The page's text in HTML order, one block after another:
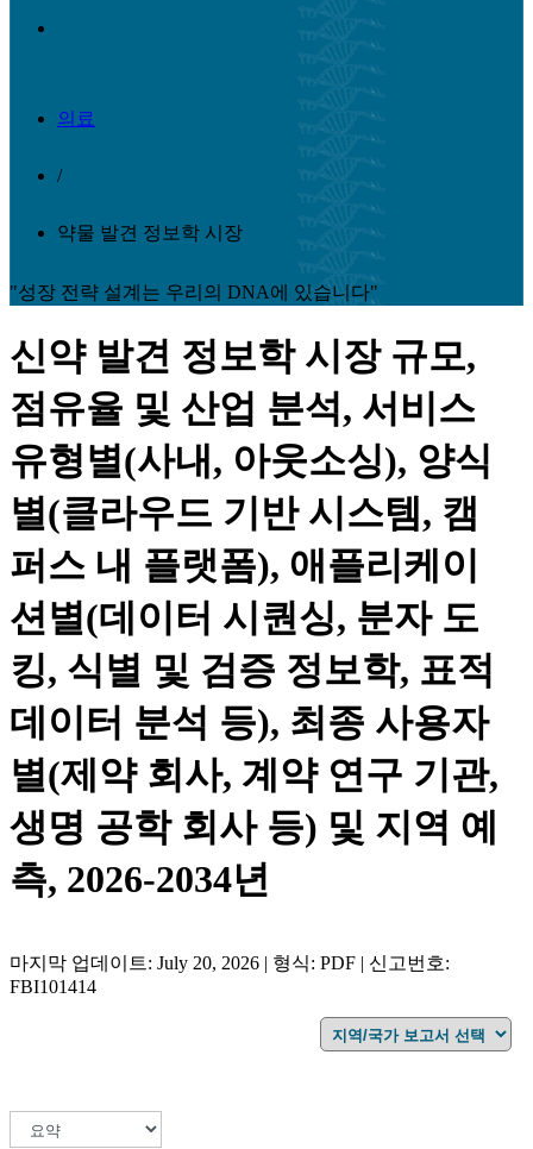
의료
/
약물 발견 정보학 시장
"성장 전략 설계는 우리의 DNA에 있습니다"
신약 발견 정보학 시장 규모,
점유율 및 산업 분석, 서비스
유형별(사내, 아웃소싱), 양식
별(클라우드 기반 시스템, 캠
퍼스 내 플랫폼), 애플리케이
션별(데이터 시퀀싱, 분자 도
킹, 식별 및 검증 정보학, 표적
데이터 분석 등), 최종 사용자
별(제약 회사, 계약 연구 기관,
생명 공학 회사 등) 및 지역 예
측, 2026-2034년
마지막 업데이트: July 20, 2026 | 형식: PDF | 신고번호:
FBI101414